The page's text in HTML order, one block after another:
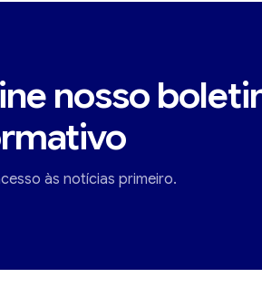
nosso
às notícias primeiro.